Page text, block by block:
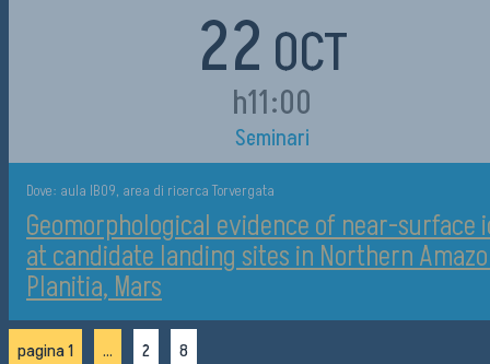
22 OCT
h11:00
Seminari
Dove: aula IB09, area di ricerca Torvergata
Geomorphological evidence of near-surface
at candidate landing sites in Northern
Planitia, Mars
pagina 1 ... 2 8